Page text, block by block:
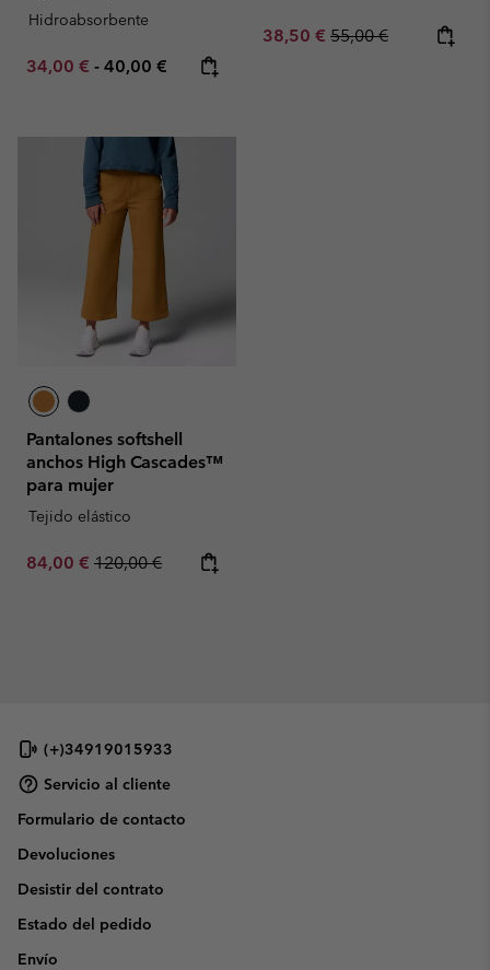
Hidroabsorbente
Minimum sale price:
34,00 € - Maximum price:
40,00 €
Sale price:
38,50 € Regular price:
55,00 €
Pantalones softshell
anchos High Cascades™
para mujer
Tejido elástico
Sale price:
84,00 € Regular price:
120,00 €
(+)34919015933
Servicio al cliente
Formulario de contacto
Devoluciones
Desistir del contrato
Estado del pedido
Envío